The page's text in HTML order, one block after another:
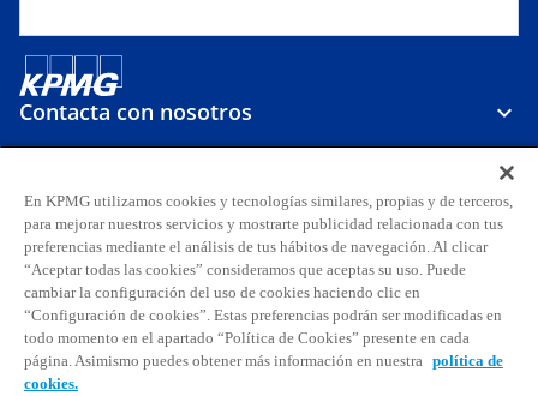
Contacta con nosotros
Sobre KPMG
Carreras
s
e
s
e
s
e
s
e
s
e
s
e
a
Aviso legal Privacidad Política de cookies
En KPMG utilizamos cookies y tecnologías similares, propias y de terceros,
para mejorar nuestros servicios y mostrarte publicidad relacionada con tus
preferencias mediante el análisis de tus hábitos de navegación. Al clicar
“Aceptar todas las cookies” consideramos que aceptas su uso. Puede
cambiar la configuración del uso de cookies haciendo clic en
“Configuración de cookies”. Estas preferencias podrán ser modificadas en
todo momento en el apartado “Política de Cookies” presente en cada
página. Asimismo puedes obtener más información en nuestra política de
cookies.